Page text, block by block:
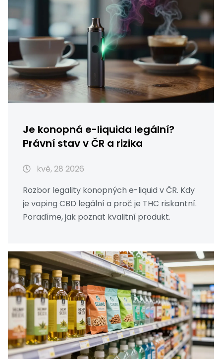
Je konopná e-liquida legální?
Právní stav v ČR a rizika
kvě, 28 2026
Rozbor legality konopných e-liquid v ČR. Kdy
je vaping CBD legální a proč je THC riskantní.
Poradíme, jak poznat kvalitní produkt.